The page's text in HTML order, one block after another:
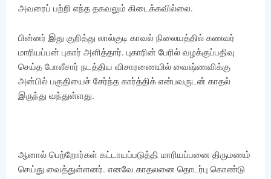
அவரைப் பற்றி எந்த தகவலும் கிடைக்கவில்லை.
பின்னர் இது குறித்து லால்குடி காவல் நிலையத்தில் கணவர்
மாரியப்பன் புகார் அளித்தார். புகாரின் பேரில் வழக்குப்பதிவு
செய்த போலீசார் நடத்திய விசாரணையில் வைஷ்ணவிக்கு
அன்பில் பகுதியைச் சேர்ந்த கார்த்திக் என்பவருடன் காதல்
இருந்து வந்துள்ளது.
ஆனால் பெற்றோர்கள் கட்டாயப்படுத்தி மாரியப்பனை திருமணம்
செய்து வைத்துள்ளனர். எனவே காதலனை தொடர்பு கொண்டு